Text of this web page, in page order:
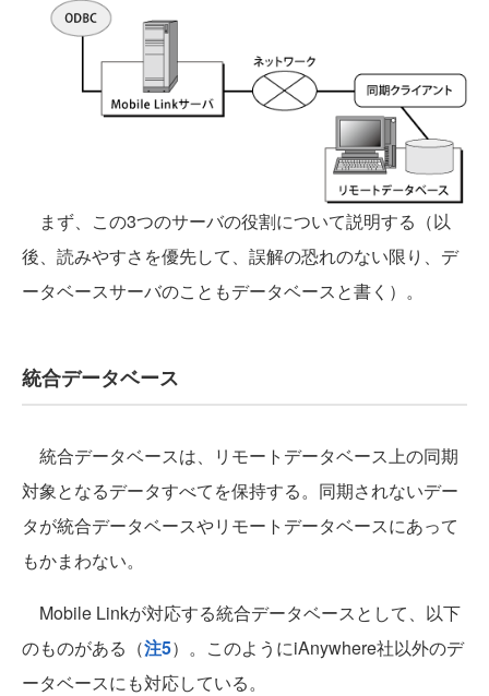
まず、この3つのサーバの役割について説明する（以
後、読みやすさを優先して、誤解の恐れのない限り、デ
ータベースサーバのこともデータベースと書く）。
統合データベース
統合データベースは、リモートデータベース上の同期
対象となるデータすべてを保持する。同期されないデー
タが統合データベースやリモートデータベースにあって
もかまわない。
Mobile Linkが対応する統合データベースとして、以下
のものがある（注5）。このようにiAnywhere社以外のデ
ータベースにも対応している。